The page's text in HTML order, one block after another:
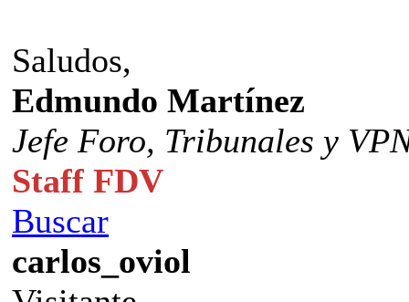
Saludos,
Edmundo Martínez
Jefe Foro, Tribunales y
Staff FDV
Buscar
carlos_oviol